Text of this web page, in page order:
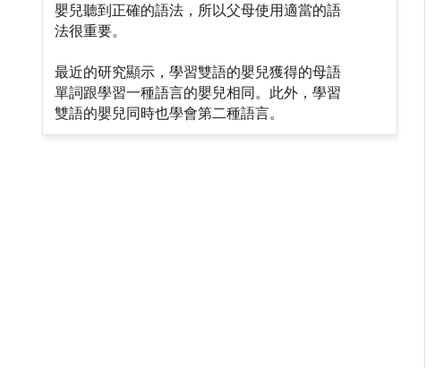
嬰兒聽到正確的語法，所以父母使用適當的語
法很重要。
最近的研究顯示，學習雙語的嬰兒獲得的母語
單詞跟學習一種語言的嬰兒相同。此外，學習
雙語的嬰兒同時也學會第二種語言。